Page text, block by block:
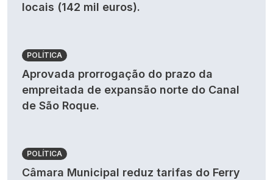
locais (142 mil euros).
POLÍTICA
Aprovada prorrogação do prazo da
empreitada de expansão norte do Canal
de São Roque.
POLÍTICA
Câmara Municipal reduz tarifas do Ferry